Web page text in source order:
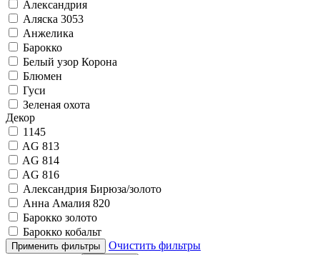
Александрия
Аляска 3053
Анжелика
Барокко
Белый узор Корона
Блюмен
Гуси
Зеленая охота
Декор
1145
AG 813
AG 814
AG 816
Александрия Бирюза/золото
Анна Амалия 820
Барокко золото
Барокко кобальт
Очистить фильтры